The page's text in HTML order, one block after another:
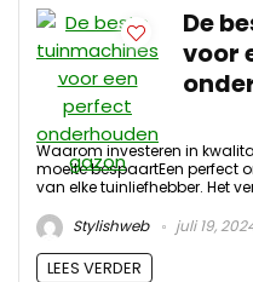
De
voor
Waarom investeren in
moeite bespaartEen perfect
van elke tuinliefhebber. Het
Stylishweb
juli 19,
LEES VERDER